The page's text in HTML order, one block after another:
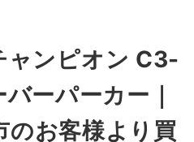
ャンピオン C3-
ーパーカー｜
のお客様より買